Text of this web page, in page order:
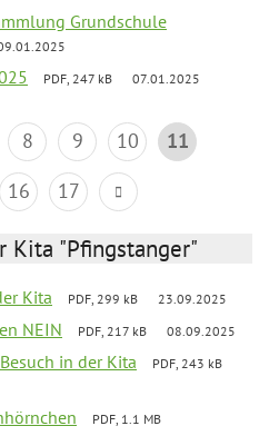
Grundschule
PDF, 247 kB 07.01.2025
8 9 10
11
16 17
Kita "Pfingstanger"
Kita PDF, 299 kB 23.09.2025
NEIN PDF, 217 kB 08.09.2025
in der Kita
PDF, 243 kB
PDF, 1.1 MB